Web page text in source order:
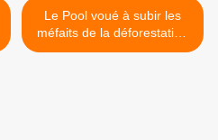
Le Pool voué à subir les
méfaits de la déforestation
à cause de la pauvreté! >